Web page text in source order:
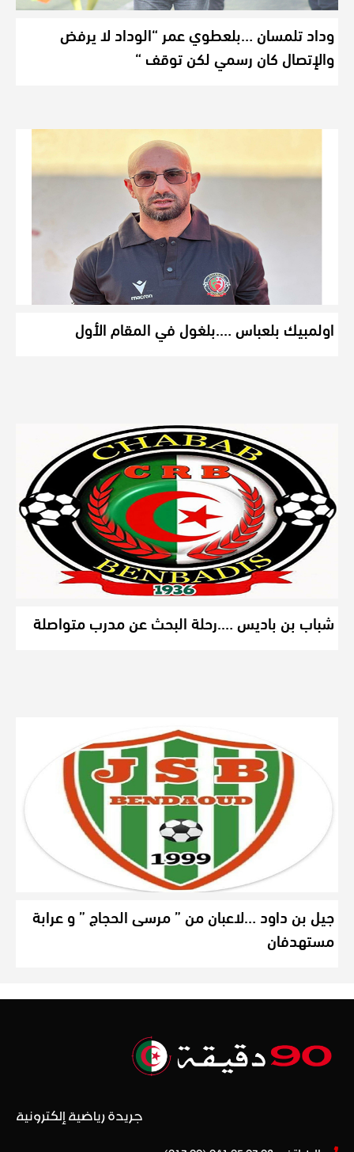
وداد تلمسان …بلعطوي عمر “الوداد لا يرفض
والإتصال كان رسمي لكن توقف “
اولمبيك بلعباس ….بلغول في المقام الأول
شباب بن باديس ….رحلة البحث عن مدرب متواصلة
جيل بن داود …لاعبان من ” مرسى الحجاج ” و عرابة
مستهدفان
جريدة رياضية إلكترونية